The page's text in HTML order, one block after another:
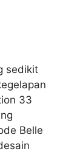
sedikit
33
Belle